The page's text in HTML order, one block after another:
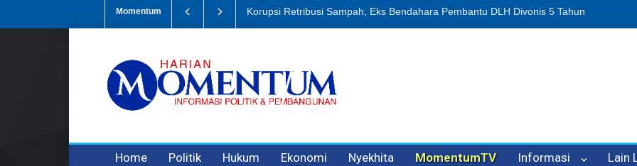
Momentum
Eks Bendahara Pembantu DLH Divonis 5 Tahun Dugaan Penipuan Oleh Oknum Kadis, Kuasa Hukum Pelapor Desak Polisi Tetapkan P-
Home Politik Hukum Ekonomi Nyekhita MomentumTV Informasi Lain